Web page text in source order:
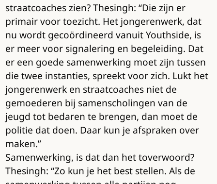
straatcoaches zien? Thesingh: “Die zijn er
primair voor toezicht. Het jongerenwerk, dat
nu wordt gecoördineerd vanuit Youthside, is
er meer voor signalering en begeleiding. Dat
er een goede samenwerking moet zijn tussen
die twee instanties, spreekt voor zich. Lukt het
jongerenwerk en straatcoaches niet de
gemoederen bij samenscholingen van de
jeugd tot bedaren te brengen, dan moet de
politie dat doen. Daar kun je afspraken over
maken.”
Samenwerking, is dat dan het toverwoord?
Thesingh: “Zo kun je het best stellen. Als de